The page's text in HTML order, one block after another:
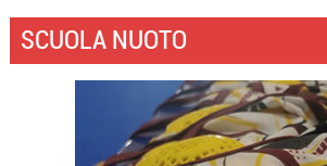
SCUOLA NUOTO